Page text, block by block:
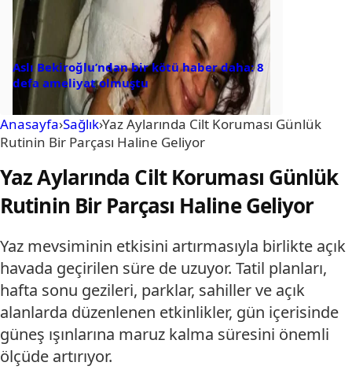
Aslı Bekiroğlu’ndan bir kötü haber daha: 8
defa ameliyat olmuştu
Anasayfa›Sağlık›Yaz Aylarında Cilt Koruması Günlük
Rutinin Bir Parçası Haline Geliyor
Yaz Aylarında Cilt Koruması Günlük
Rutinin Bir Parçası Haline Geliyor
Yaz mevsiminin etkisini artırmasıyla birlikte açık
havada geçirilen süre de uzuyor. Tatil planları,
hafta sonu gezileri, parklar, sahiller ve açık
alanlarda düzenlenen etkinlikler, gün içerisinde
güneş ışınlarına maruz kalma süresini önemli
ölçüde artırıyor.